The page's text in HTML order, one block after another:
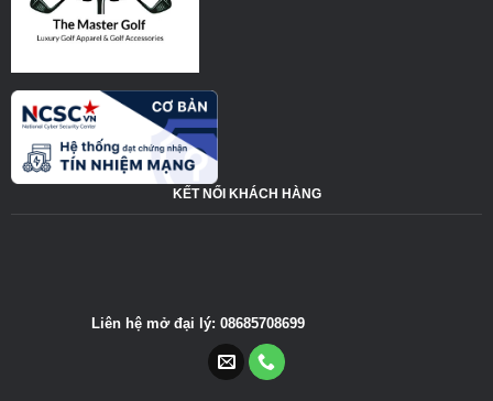
KẾT NỐI KHÁCH HÀNG
Liên hệ mở đại lý: 08685708699